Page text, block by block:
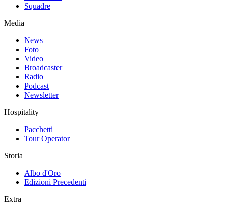
Squadre
Media
News
Foto
Video
Broadcaster
Radio
Podcast
Newsletter
Hospitality
Pacchetti
Tour Operator
Storia
Albo d'Oro
Edizioni Precedenti
Extra